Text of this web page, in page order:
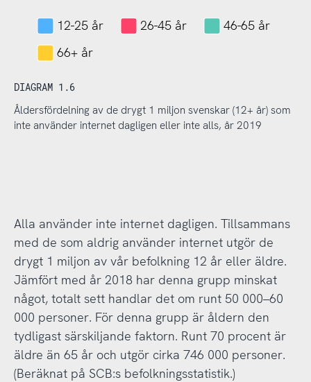
12-25 år 26-45 år
46-65 år
66+ år
DIAGRAM 1.6
Åldersfördelning av de drygt 1 miljon svenskar (12+ år) som
inte använder internet dagligen eller inte alls, år 2019
Alla använder inte internet dagligen. Tillsammans
med de som aldrig använder internet utgör de
drygt 1 miljon av vår befolkning 12 år eller äldre.
Jämfört med år 2018 har denna grupp minskat
något, totalt sett handlar det om runt 50 000–60
000 personer. För denna grupp är åldern den
tydligast särskiljande faktorn. Runt 70 procent är
äldre än 65 år och utgör cirka 746 000 personer.
(Beräknat på SCB:s befolkningsstatistik.)